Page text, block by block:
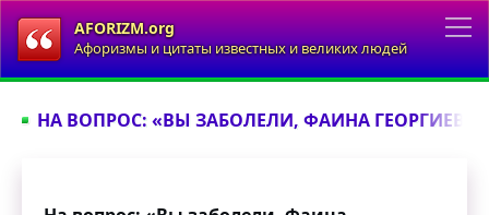
AFORIZM.org
Афоризмы и цитаты известных и великих людей
НА ВОПРОС: «ВЫ ЗАБОЛЕЛИ, ФАИНА